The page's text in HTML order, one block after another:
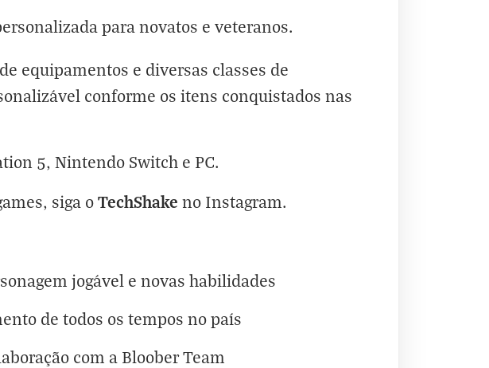
para novatos e veteranos.
equipamentos e diversas classes de
conforme os itens conquistados nas
5, Nintendo Switch e PC.
siga oTechShake no Instagram.
jogável e novas habilidades
de todos os tempos no país
com a Bloober Team